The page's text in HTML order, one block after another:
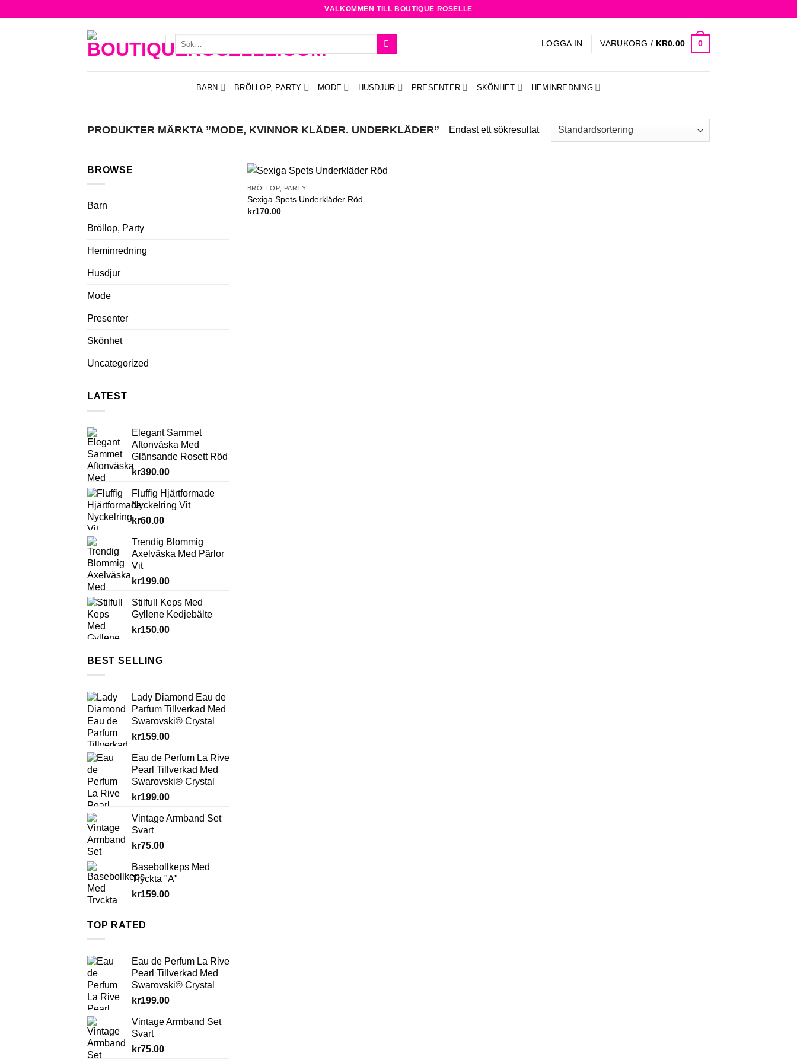
VÄLKOMMEN TILL BOUTIQUE ROSELLE
efter:
LOGGA IN VARUKORG / KR0.00 0
BARN BRÖLLOP, PARTY MODE HUSDJUR PRESENTER SKÖNHET HEMINREDNING
PRODUKTER MÄRKTA ”MODE, KVINNOR KLÄDER. UNDERKLÄDER” Endast ett sökresultat
BROWSE
Barn
Bröllop, Party
Heminredning
Husdjur
Mode
Presenter
Skönhet
Uncategorized
LATEST
Elegant Sammet
Aftonväska Med
Glänsande Rosett Röd
kr390.00
Fluffig Hjärtformade
Nyckelring Vit
kr60.00
Trendig Blommig
Axelväska Med Pärlor
Vit
kr199.00
Stilfull Keps Med
Gyllene Kedjebälte
kr150.00
BEST SELLING
Lady Diamond Eau de
Parfum Tillverkad Med
Swarovski® Crystal
kr159.00
Eau de Perfum La Rive
Pearl Tillverkad Med
Swarovski® Crystal
kr199.00
Vintage Armband Set
Svart
kr75.00
Basebollkeps Med
Tryckta "A"
kr159.00
TOP RATED
Eau de Perfum La Rive
Pearl Tillverkad Med
Swarovski® Crystal
kr199.00
Vintage Armband Set
Svart
kr75.00
wishlist
BRÖLLOP, PARTY
Sexiga Spets Underkläder Röd
kr170.00